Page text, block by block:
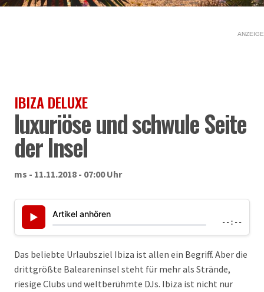
ANZEIGE
IBIZA DELUXE
luxuriöse und schwule Seite
der Insel
ms - 11.11.2018 - 07:00 Uhr
▶ Artikel anhören
--:--
Das beliebte Urlaubsziel Ibiza ist allen ein Begriff. Aber die
drittgrößte Baleareninsel steht für mehr als Strände,
riesige Clubs und weltberühmte DJs. Ibiza ist nicht nur